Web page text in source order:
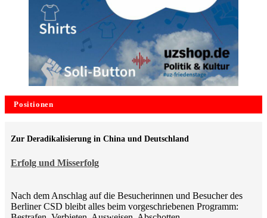
Positionen
Erfolg und Misserfolg
Zur Deradikalisierung in China und Deutschland
Nach dem Anschlag auf die Besucherinnen und Besucher des
Berliner CSD bleibt alles beim vorgeschriebenen Programm: